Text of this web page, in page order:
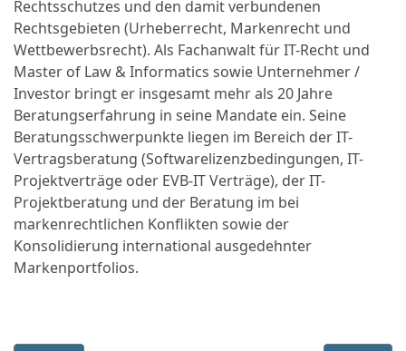
Rechtsschutzes und den damit verbundenen
Rechtsgebieten (Urheberrecht, Markenrecht und
Wettbewerbsrecht). Als Fachanwalt für IT-Recht und
Master of Law & Informatics sowie Unternehmer /
Investor bringt er insgesamt mehr als 20 Jahre
Beratungserfahrung in seine Mandate ein. Seine
Beratungsschwerpunkte liegen im Bereich der IT-
Vertragsberatung (Softwarelizenzbedingungen, IT-
Projektverträge oder EVB-IT Verträge), der IT-
Projektberatung und der Beratung im bei
markenrechtlichen Konflikten sowie der
Konsolidierung international ausgedehnter
Markenportfolios.